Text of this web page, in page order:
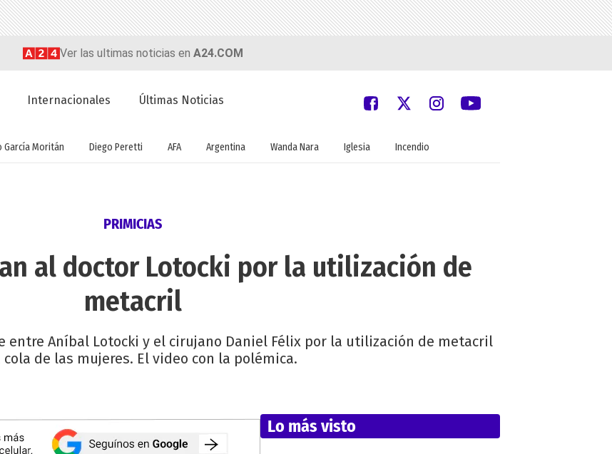
Ver las ultimas noticias en A24.COM
Internacionales Últimas Noticias
García Moritán Diego Peretti AFA Argentina Wanda Nara Iglesia Incendio
PRIMICIAS
al doctor Lotocki por la utilización de
metacril
entre Aníbal Lotocki y el cirujano Daniel Félix por la utilización de metacril
cola de las mujeres. El video con la polémica.
Lo más visto